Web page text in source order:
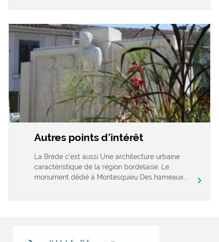
Autres points d’intérêt
La Brède c’est aussi Une architecture urbaine
caractéristique de la région bordelaise, Le
monument dédié à Montesquieu Des hameaux...
chevron_right